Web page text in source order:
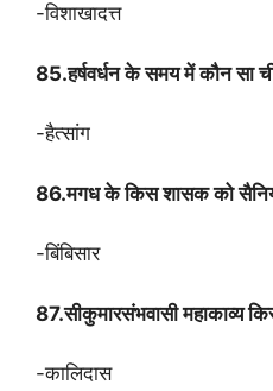
-विशाखादत्त
85.हर्षवर्धन के समय में कौन सा
-हैत्सांग
86.मगध के किस शासक को सैनिय
-बिंबिसार
87.सीकुमारसंभवासी महाकाव्य
-कालिदास